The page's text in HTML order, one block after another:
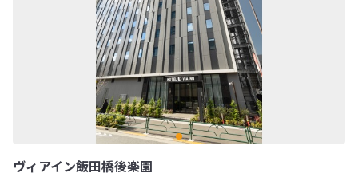
ヴィアイン飯田橋後楽園